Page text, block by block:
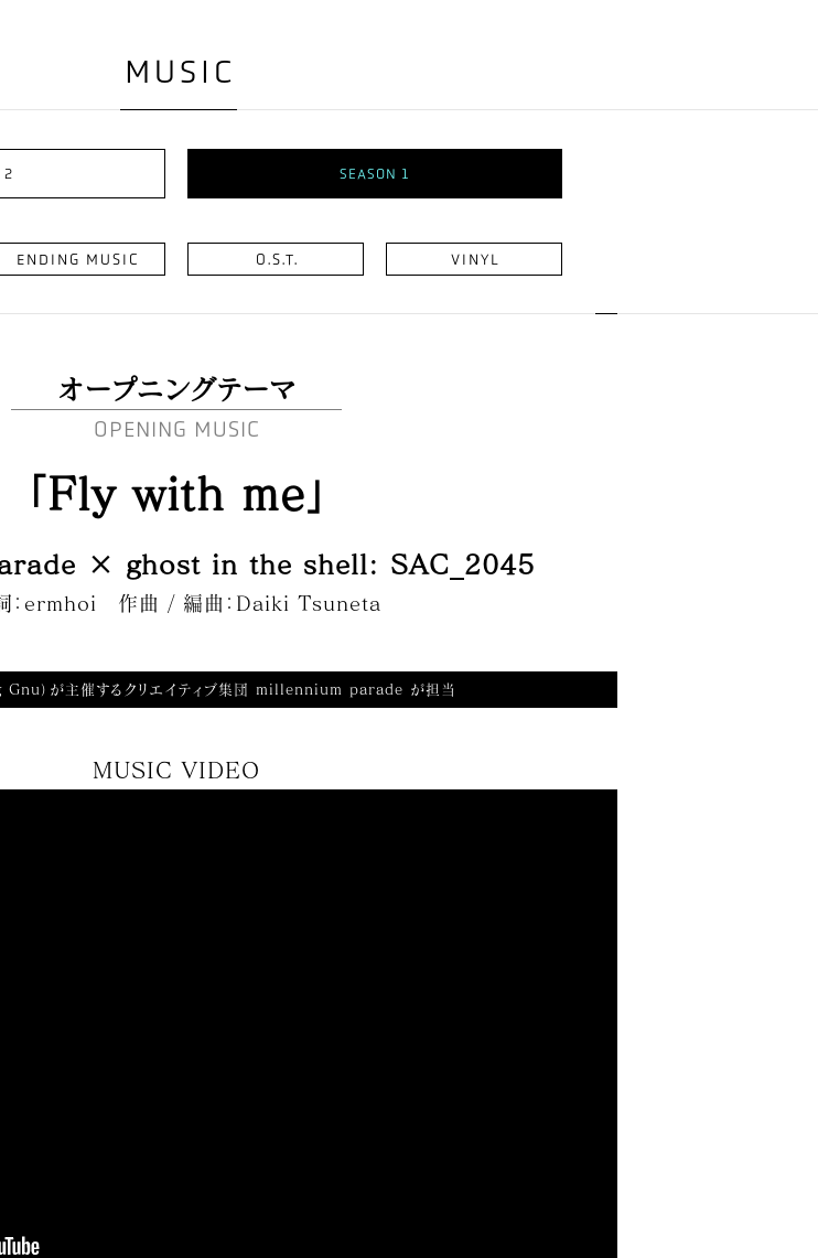
MUSIC
2 SEASON 1
ENDING MUSIC O.S.T. VINYL
オープニングテーマ
OPENING MUSIC
「Fly with me」
× ghost in the shell: SAC_2045
：ermhoi 作曲 / 編曲：Daiki Tsuneta
）が主催するクリエイティブ集団 millennium parade が担当
MUSIC VIDEO